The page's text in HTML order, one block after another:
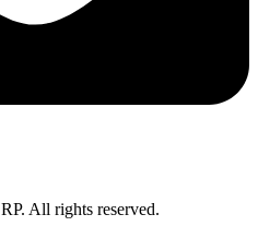
All rights reserved.